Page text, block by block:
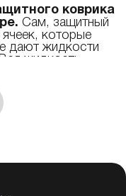
коврика
Сам, защитный
которые
дают жидкости
жидкость
коврика и
стороне.
коврик из
Обратная сторона